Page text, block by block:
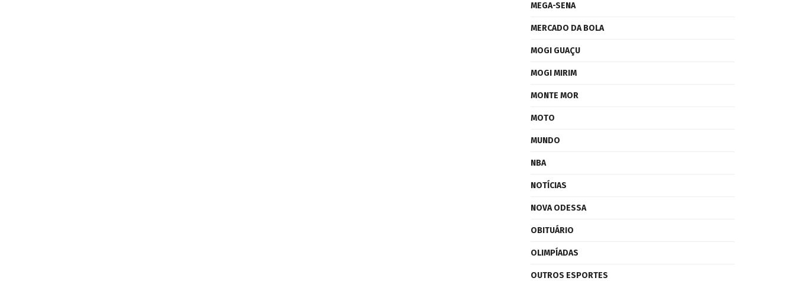
MEGA-SENA
MERCADO DA BOLA
MOGI GUAÇU
MOGI MIRIM
MONTE MOR
MOTO
MUNDO
NBA
NOTÍCIAS
NOVA ODESSA
OBITUÁRIO
OLIMPÍADAS
OUTROS ESPORTES